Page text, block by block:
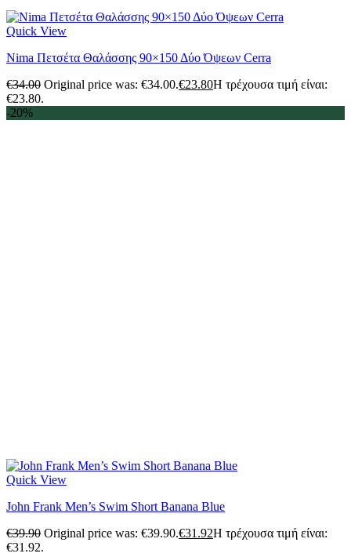
Quick View
Nima Πετσέτα Θαλάσσης 90×150 Δύο Όψεων Cerra
€34.00 Original price was: €34.00.€23.80Η τρέχουσα τιμή είναι:
€23.80.
-20%
Quick View
John Frank Men’s Swim Short Banana Blue
€39.90 Original price was: €39.90.€31.92Η τρέχουσα τιμή είναι:
€31.92.